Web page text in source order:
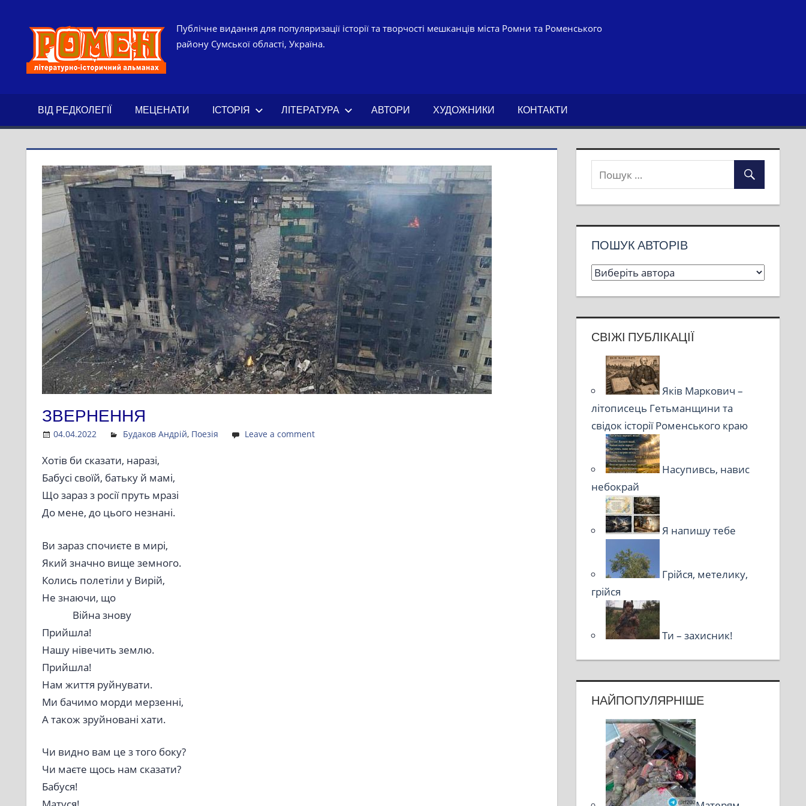
РОМЕН.
ІСТОРИЧНИЙ
АЛЬМАНАХ.
Публічне видання для популяризації історії та творчості мешканців міста Ромни та Роменського
району Сумської області, Україна.
ВІД РЕДКОЛЕГІЇ МЕЦЕНАТИ ІСТОРІЯ ЛІТЕРАТУРА АВТОРИ ХУДОЖНИКИ КОНТАКТИ
ЗВЕРНЕННЯ
04.04.2022 Admin
Будаков Андрій, Поезія Leave a comment
Хотів би сказати, наразі,
Бабусі своїй, батьку й мамі,
Що зараз з росії пруть мразі
До мене, до цього незнані.
Ви зараз спочиєте в мирі,
Який значно вище земного.
Колись полетіли у Вирій,
Не знаючи, що
Війна знову
Прийшла!
Нашу нівечить землю.
Прийшла!
Нам життя руйнувати.
Ми бачимо морди мерзенні,
А також зруйновані хати.
Чи видно вам це з того боку?
Чи маєте щось нам сказати?
Бабуся!
ПОШУК АВТОРІВ
СВІЖІ ПУБЛІКАЦІЇ
Яків Маркович –
літописець Гетьманщини та
свідок історії Роменського краю
Насупивсь, навис
небокрай
Я напишу тебе
Грійся, метелику,
грійся
Ти – захисник!
НАЙПОПУЛЯРНІШЕ